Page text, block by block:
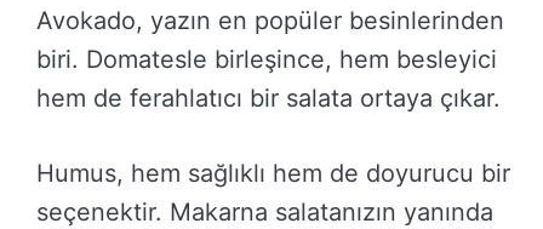
Avokado, yazın en popüler besinlerinden
biri. Domatesle birleşince, hem besleyici
hem de ferahlatıcı bir salata ortaya çıkar.
Humus, hem sağlıklı hem de doyurucu bir
seçenektir. Makarna salatanızın yanında